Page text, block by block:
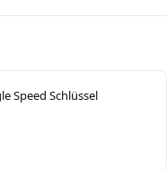
Speed Schlüssel